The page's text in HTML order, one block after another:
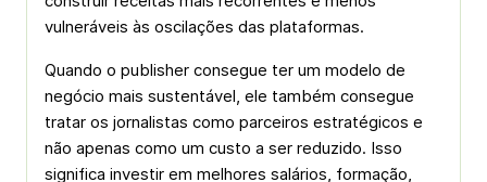
vulneráveis às oscilações das plataformas.
Quando o publisher consegue ter um modelo de
negócio mais sustentável, ele também consegue
tratar os jornalistas como parceiros estratégicos e
não apenas como um custo a ser reduzido. Isso
significa investir em melhores salários, formação,